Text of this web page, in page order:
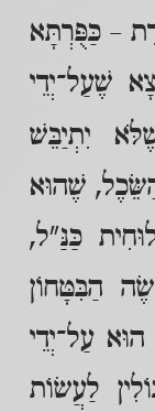
– כַּפֻּרְתָּא
שֶׁעַל־יְדֵי
יִתְיַבֵּשׁ
הַשֵּׂכֶל, שֶׁהוּא
כַּנַּ"ל,
הַבִּטָּחוֹן
עַל־יְדֵי
לַעֲשׂוֹת